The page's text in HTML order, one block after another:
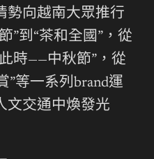
勢向越南大眾推行
”到“茶和全國”，從
時——中秋節”，從
”等一系列brand運
文交通中煥發光